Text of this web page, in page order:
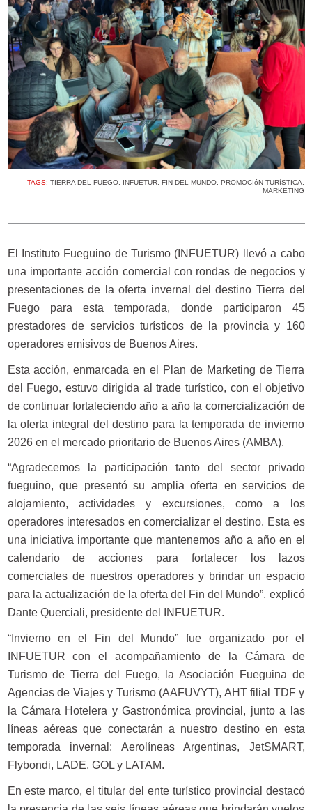
TAGS: TIERRA DEL FUEGO INFUETUR FIN DEL MUNDO PROMOCIóN TURíSTICA
MARKETING
El Instituto Fueguino de Turismo (INFUETUR) llevó a cabo
una importante acción comercial con rondas de negocios y
presentaciones de la oferta invernal del destino Tierra del
Fuego para esta temporada, donde participaron 45
prestadores de servicios turísticos de la provincia y 160
operadores emisivos de Buenos Aires.
Esta acción, enmarcada en el Plan de Marketing de Tierra
del Fuego, estuvo dirigida al trade turístico, con el objetivo
de continuar fortaleciendo año a año la comercialización de
la oferta integral del destino para la temporada de invierno
2026 en el mercado prioritario de Buenos Aires (AMBA).
“Agradecemos la participación tanto del sector privado
fueguino, que presentó su amplia oferta en servicios de
alojamiento, actividades y excursiones, como a los
operadores interesados en comercializar el destino. Esta es
una iniciativa importante que mantenemos año a año en el
calendario de acciones para fortalecer los lazos
comerciales de nuestros operadores y brindar un espacio
para la actualización de la oferta del Fin del Mundo”, explicó
Dante Querciali, presidente del INFUETUR.
“Invierno en el Fin del Mundo” fue organizado por el
INFUETUR con el acompañamiento de la Cámara de
Turismo de Tierra del Fuego, la Asociación Fueguina de
Agencias de Viajes y Turismo (AAFUVYT), AHT filial TDF y
la Cámara Hotelera y Gastronómica provincial, junto a las
líneas aéreas que conectarán a nuestro destino en esta
temporada invernal: Aerolíneas Argentinas, JetSMART,
Flybondi, LADE, GOL y LATAM.
En este marco, el titular del ente turístico provincial destacó